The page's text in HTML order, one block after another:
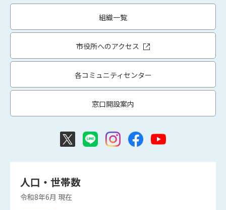
組織一覧
市役所へのアクセス
各コミュニティセンター
窓口開設案内
人口・世帯数
令和8年6月 現在